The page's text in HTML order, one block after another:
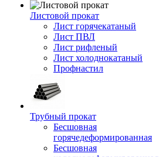
Листовой прокат
Лист горячекатаный
Лист ПВЛ
Лист рифленый
Лист холоднокатаный
Профнастил
Трубный прокат
Бесшовная
горячедеформированная
Бесшовная